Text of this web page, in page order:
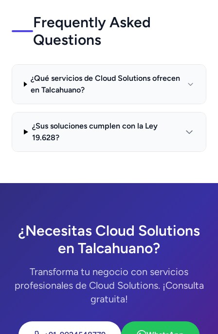
Frequently Asked
Questions
¿Qué servicios de Cloud Solutions ofrecen
en Talcahuano?
¿Sus soluciones cumplen con la Ley
19.628?
¿Necesitas Cloud Solutions
en Talcahuano?
Transforma tu negocio con servicios
profesionales de Cloud Solutions. ¡Consulta
gratuita!